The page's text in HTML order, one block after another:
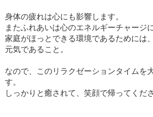
身体の疲れは心にも影響します。
またふれあいは心のエネルギーチャージ
家庭がほっとできる環境であるためには
元気であること。
なので、このリラクゼーションタイムを
す。
しっかりと癒されて、笑顔で帰ってくだ